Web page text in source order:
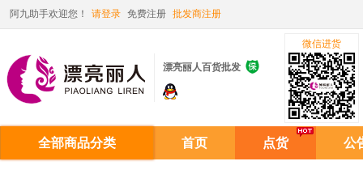
阿九助手欢迎您！ 请登录 免费注册 批发商注册
漂亮丽人百货批发 
微信进货
全部商品分类 首页 点货 公